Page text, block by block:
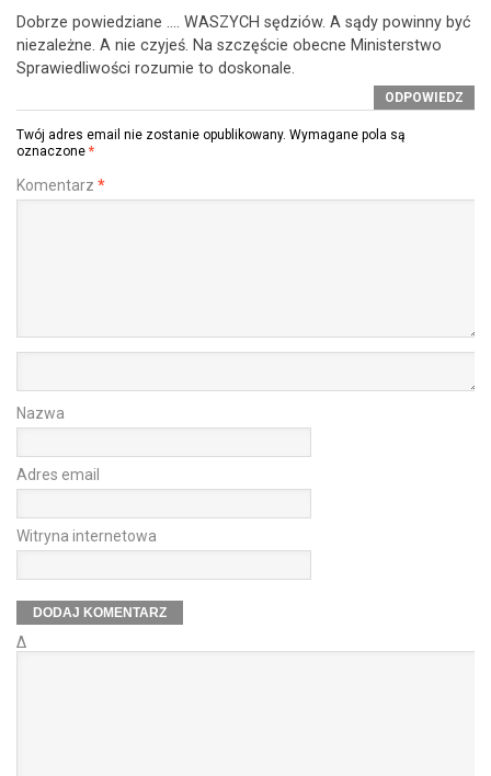
Dobrze powiedziane …. WASZYCH sędziów. A sądy powinny być
niezależne. A nie czyjeś. Na szczęście obecne Ministerstwo
Sprawiedliwości rozumie to doskonale.
ODPOWIEDZ
Twój adres email nie zostanie opublikowany. Wymagane pola są
oznaczone *
Komentarz *
Nazwa
Adres email
Witryna internetowa
Δ